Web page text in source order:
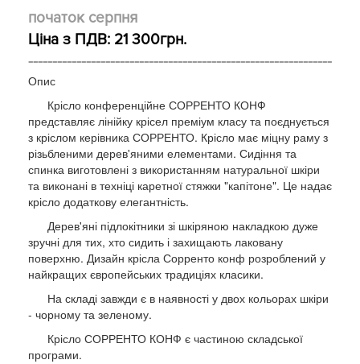
початок серпня
Ціна з ПДВ: 21 300грн.
---------------------------------------------------------------
Опис
Крісло конференційне СОРРЕНТО КОНФ
представляє лінійку крісел преміум класу та поєднується
з кріслом керівника СОРРЕНТО. Крісло має міцну раму з
різьбленими дерев'яними елементами. Сидіння та
спинка виготовлені з використанням натуральної шкіри
та виконані в техніці каретної стяжки "капітоне". Це надає
крісло додаткову елегантність.
Дерев'яні підлокітники зі шкіряною накладкою дуже
зручні для тих, хто сидить і захищають лаковану
поверхню. Дизайн крісла Сорренто конф розроблений у
найкращих європейських традиціях класики.
На складі завжди є в наявності у двох кольорах шкіри
- чорному та зеленому.
Крісло СОРРЕНТО КОНФ є частиною складської
програми.